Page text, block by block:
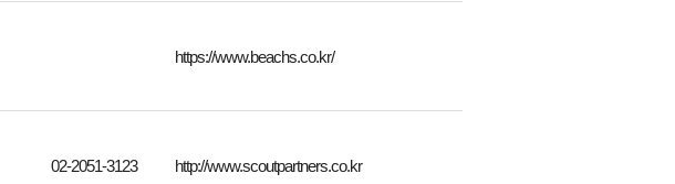
https://www.beachs.co.kr/
02-2051-3123 http://www.scoutpartners.co.kr